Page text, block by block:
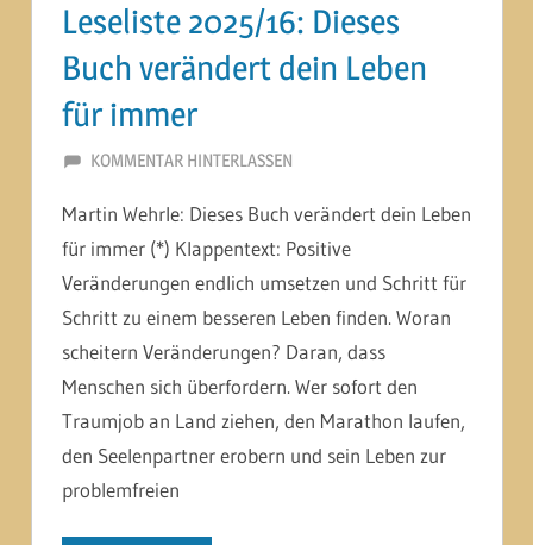
Leseliste 2025/16: Dieses
Buch verändert dein Leben
für immer
26. SEPTEMBER 2025
MARTINA BERG
KOMMENTAR HINTERLASSEN
Martin Wehrle: Dieses Buch verändert dein Leben
für immer (*) Klappentext: Positive
Veränderungen endlich umsetzen und Schritt für
Schritt zu einem besseren Leben finden. Woran
scheitern Veränderungen? Daran, dass
Menschen sich überfordern. Wer sofort den
Traumjob an Land ziehen, den Marathon laufen,
den Seelenpartner erobern und sein Leben zur
problemfreien